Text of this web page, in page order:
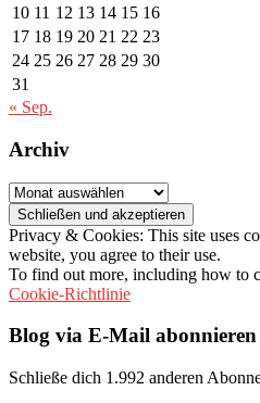
10 11 12 13 14 15 16
17 18 19 20 21 22 23
24 25 26 27 28 29 30
31
« Sep.
Archiv
Archiv
Privacy & Cookies: This site uses
website, you agree to their use.
To find out more, including how to
Cookie-Richtlinie
Blog via E-Mail abonnieren
Schließe dich 1.992 anderen